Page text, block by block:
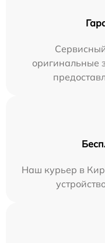
оригинальные
Наш курьер в